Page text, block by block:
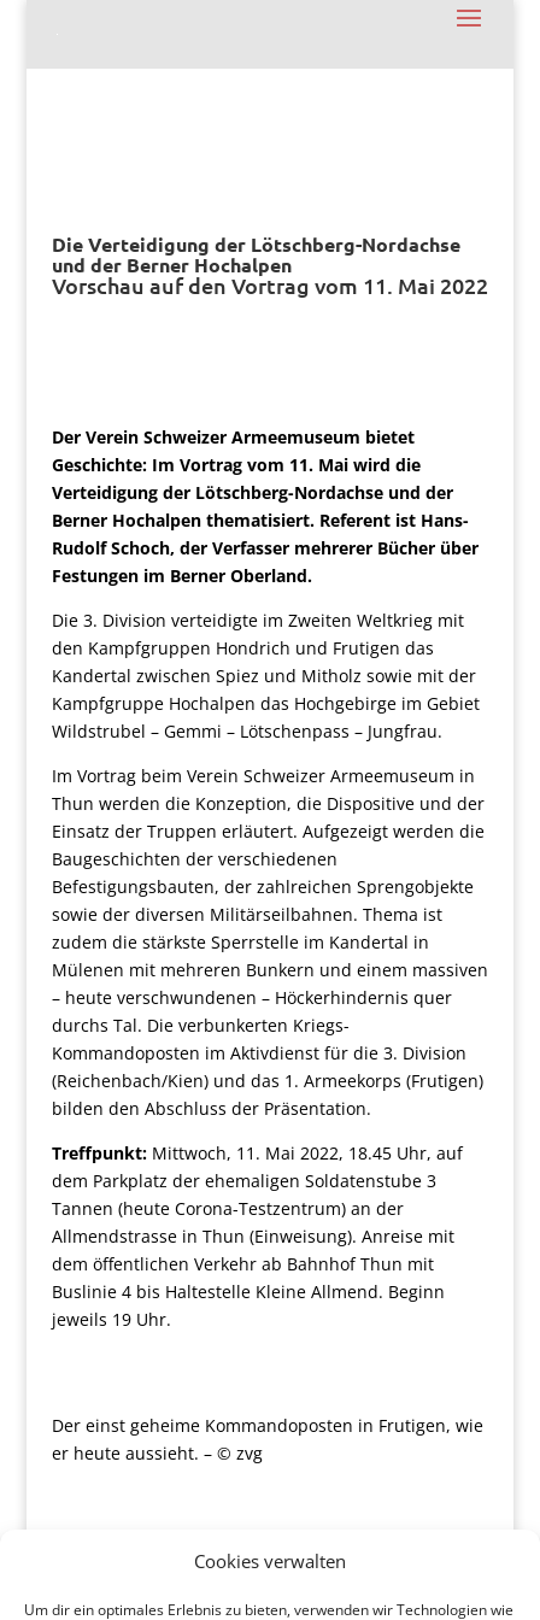
Cookies verwalten
Um dir ein optimales Erlebnis zu bieten, verwenden wir Technologien wie
Die Verteidigung der Lötschberg-Nordachse
und der Berner Hochalpen
Vorschau auf den Vortrag vom 11. Mai 2022
Der Verein Schweizer Armeemuseum bietet
Geschichte: Im Vortrag vom 11. Mai wird die
Verteidigung der Lötschberg-Nordachse und der
Berner Hochalpen thematisiert. Referent ist Hans-
Rudolf Schoch, der Verfasser mehrerer Bücher über
Festungen im Berner Oberland.
Die 3. Division verteidigte im Zweiten Weltkrieg mit
den Kampfgruppen Hondrich und Frutigen das
Kandertal zwischen Spiez und Mitholz sowie mit der
Kampfgruppe Hochalpen das Hochgebirge im Gebiet
Wildstrubel – Gemmi – Lötschenpass – Jungfrau.
Im Vortrag beim Verein Schweizer Armeemuseum in
Thun werden die Konzeption, die Dispositive und der
Einsatz der Truppen erläutert. Aufgezeigt werden die
Baugeschichten der verschiedenen
Befestigungsbauten, der zahlreichen Sprengobjekte
sowie der diversen Militärseilbahnen. Thema ist
zudem die stärkste Sperrstelle im Kandertal in
Mülenen mit mehreren Bunkern und einem massiven
– heute verschwundenen – Höckerhindernis quer
durchs Tal. Die verbunkerten Kriegs-
Kommandoposten im Aktivdienst für die 3. Division
(Reichenbach/Kien) und das 1. Armeekorps (Frutigen)
bilden den Abschluss der Präsentation.
Treffpunkt:Mittwoch, 11. Mai 2022, 18.45 Uhr, auf
dem Parkplatz der ehemaligen Soldatenstube 3
Tannen (heute Corona-Testzentrum) an der
Allmendstrasse in Thun (Einweisung). Anreise mit
dem öffentlichen Verkehr ab Bahnhof Thun mit
Buslinie 4 bis Haltestelle Kleine Allmend. Beginn
jeweils 19 Uhr.
Der einst geheime Kommandoposten in Frutigen, wie
er heute aussieht. – © zvg